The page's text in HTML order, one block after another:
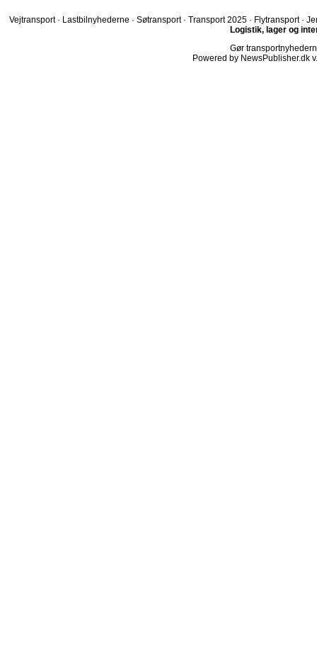
Vejtransport · Lastbilnyhederne · Søtransport · Transport 2025 · Flytransport ·
Logistik, lager og
Gør
Powered by NewsPublisher.dk